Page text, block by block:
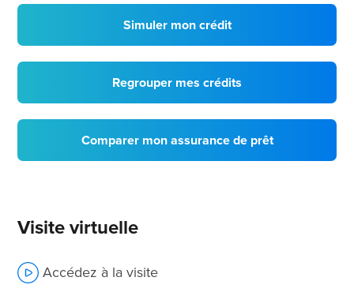
Simuler mon crédit
Regrouper mes crédits
Comparer mon assurance de prêt
Visite virtuelle
Accédez à la visite